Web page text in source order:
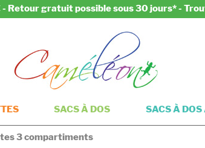
Retour gratuit possible sous 30 jours* -
SACS À DOS SACS À
3 compartiments